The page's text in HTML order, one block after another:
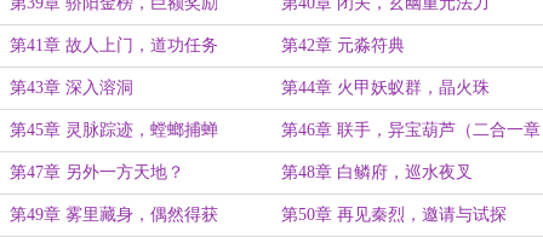
第41章 故人上门，道功任务 第42章 元淼符典
第43章 深入溶洞 第44章 火甲妖蚁群，晶火珠
第45章 灵脉踪迹，螳螂捕蝉 第46章 联手，异宝葫芦（二合一章
节）
第47章 另外一方天地？ 第48章 白鳞府，巡水夜叉
第49章 雾里藏身，偶然得获 第50章 再见秦烈，邀请与试探